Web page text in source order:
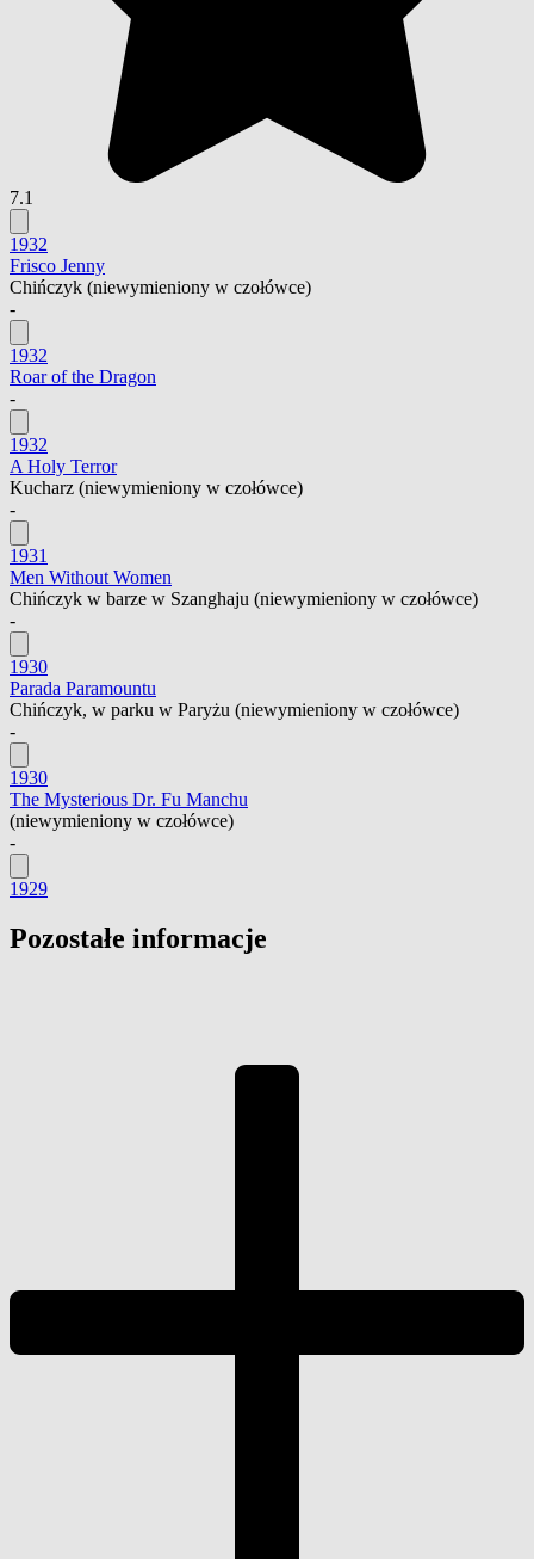
7.1
1932
Frisco Jenny
Chińczyk (niewymieniony w czołówce)
-
1932
Roar of the Dragon
-
1932
A Holy Terror
Kucharz (niewymieniony w czołówce)
-
1931
Men Without Women
Chińczyk w barze w Szanghaju (niewymieniony w czołówce)
-
1930
Parada Paramountu
Chińczyk, w parku w Paryżu (niewymieniony w czołówce)
-
1930
The Mysterious Dr. Fu Manchu
(niewymieniony w czołówce)
-
1929
Pozostałe informacje